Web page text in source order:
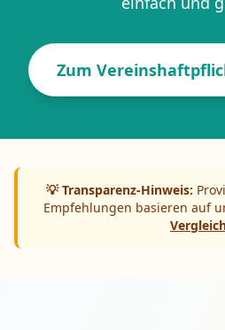
Zum
💡 Transparenz-Hinweis:
Empfehlungen basieren auf